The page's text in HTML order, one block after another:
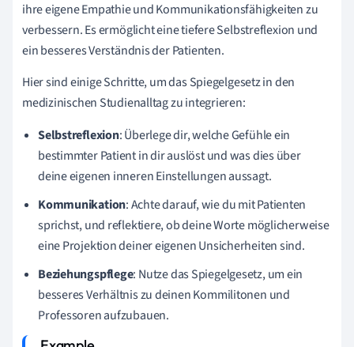
ihre eigene Empathie und Kommunikationsfähigkeiten zu
verbessern. Es ermöglicht eine tiefere Selbstreflexion und
ein besseres Verständnis der Patienten.
Hier sind einige Schritte, um das Spiegelgesetz in den
medizinischen Studienalltag zu integrieren:
Selbstreflexion: Überlege dir, welche Gefühle ein
bestimmter Patient in dir auslöst und was dies über
deine eigenen inneren Einstellungen aussagt.
Kommunikation: Achte darauf, wie du mit Patienten
sprichst, und reflektiere, ob deine Worte möglicherweise
eine Projektion deiner eigenen Unsicherheiten sind.
Beziehungspflege: Nutze das Spiegelgesetz, um ein
besseres Verhältnis zu deinen Kommilitonen und
Professoren aufzubauen.